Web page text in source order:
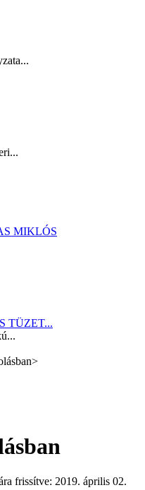
MIKLÓS
TÜZET...
>
frissítve: 2019. április 02.